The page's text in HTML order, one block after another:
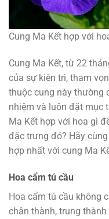
Cung Ma Kết hợp với
Cung Ma Kết, từ 22
của sự kiên trì, tham
thuộc cung này thường
nhiệm và luôn đặt mục
Ma Kết hợp với hoa gì
đặc trưng đó? Hãy
hợp nhất với cung Ma
Hoa cẩm tú cầu
Hoa cẩm tú cầu không
chân thành, trung